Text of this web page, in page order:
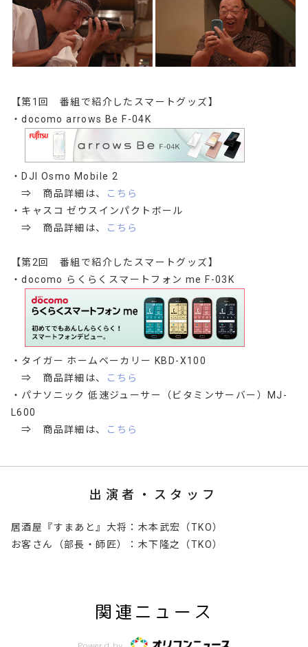
【第1回 番組で紹介したスマートグッズ】
・docomo arrows Be F-04K
・DJI Osmo Mobile 2
⇒ 商品詳細は、
こちら
・キャスコ ゼウスインパクトボール
⇒ 商品詳細は、
こちら
【第2回 番組で紹介したスマートグッズ】
・docomo らくらくスマートフォン me F-03K
・タイガー ホームベーカリー KBD-X100
⇒ 商品詳細は、
こちら
・パナソニック 低速ジューサー（ビタミンサーバー）MJ-
L600
⇒ 商品詳細は、
こちら
出演者・スタッフ
居酒屋『すまあと』大将：木本武宏（TKO）
お客さん（部長・師匠）：木下隆之（TKO）
関連ニュース